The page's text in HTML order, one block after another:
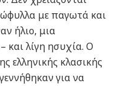
με παγωτά και
ήλιο, μια
λίγη ησυχία. Ο
ελληνικής κλασικής
για να